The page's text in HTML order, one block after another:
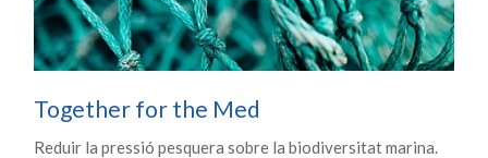
Together for the Med
Reduir la pressió pesquera sobre la biodiversitat marina.